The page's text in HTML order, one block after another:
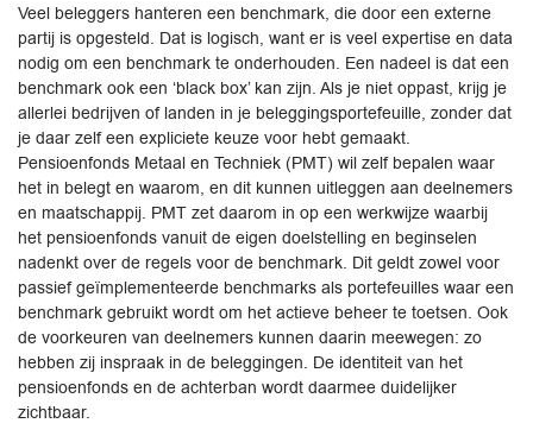
Veel beleggers hanteren een benchmark, die door een externe
partij is opgesteld. Dat is logisch, want er is veel expertise en data
nodig om een benchmark te onderhouden. Een nadeel is dat een
benchmark ook een ‘black box’ kan zijn. Als je niet oppast, krijg je
allerlei bedrijven of landen in je beleggingsportefeuille, zonder dat
je daar zelf een expliciete keuze voor hebt gemaakt.
Pensioenfonds Metaal en Techniek (PMT) wil zelf bepalen waar
het in belegt en waarom, en dit kunnen uitleggen aan deelnemers
en maatschappij. PMT zet daarom in op een werkwijze waarbij
het pensioenfonds vanuit de eigen doelstelling en beginselen
nadenkt over de regels voor de benchmark. Dit geldt zowel voor
passief geïmplementeerde benchmarks als portefeuilles waar een
benchmark gebruikt wordt om het actieve beheer te toetsen. Ook
de voorkeuren van deelnemers kunnen daarin meewegen: zo
hebben zij inspraak in de beleggingen. De identiteit van het
pensioenfonds en de achterban wordt daarmee duidelijker
zichtbaar.